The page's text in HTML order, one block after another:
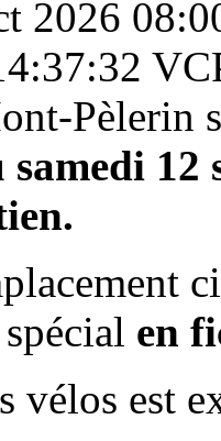
2026
Pèlerin
samedi
en
vélos est